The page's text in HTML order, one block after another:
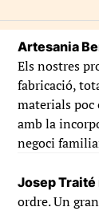
Artesania
Els nostres
fabricació,
materials poc
amb la
negoci
Josep Traité
ordre. Un